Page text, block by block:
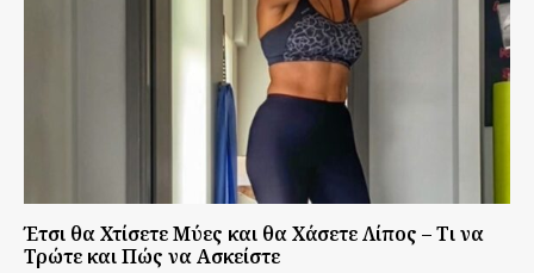
Έτσι θα Χτίσετε Μύες και θα Χάσετε Λίπος – Τι να
Τρώτε και Πώς να Ασκείστε